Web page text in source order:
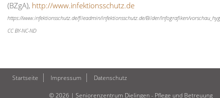
(BZgA), http://www.infektionsschutz.de
https://www.infektionsschutz.de/fileadmin/infektionsschutz.de/Bilder/Infografiken/
CC BY-NC-ND
Startseite Impressum Datenschutz
© 2026 | Seniorenzentrum Dielingen - Pflege und Betreuung